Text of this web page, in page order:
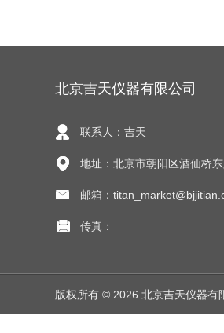
北京吉天仪器有限公司
联系人：吉天
地址：北京市朝阳区酒仙桥
邮箱：
传真：
版权所有 © 2026 北京吉天仪器